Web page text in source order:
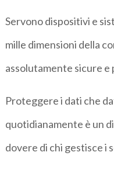
Servono dispositivi e
mille dimensioni della
assolutamente sicure
Proteggere i dati che
quotidianamente è un
dovere di chi gestisce i